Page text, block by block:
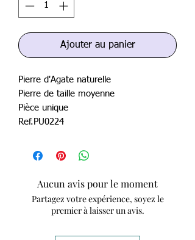
Ajouter au panier
Pierre d'Agate naturelle
Pierre de taille moyenne
Pièce unique
Ref.PU0224
Aucun avis pour le moment
Partagez votre expérience, soyez le
premier à laisser un avis.